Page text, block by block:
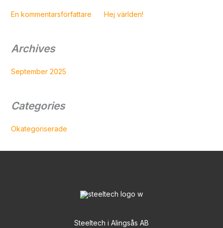
En kommentarsförfattare Hej världen!
Archives
September 2025
Categories
Okategoriserade
Steeltech i Alingsås AB